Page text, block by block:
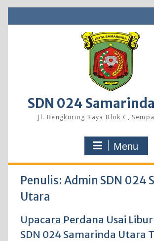
to
SDN 024
Jl. Bengkuring Raya Blok C,
Menu
Penulis: Admin SDN 024
Utara
Upacara Perdana Usai
SDN 024 Samarinda Utara